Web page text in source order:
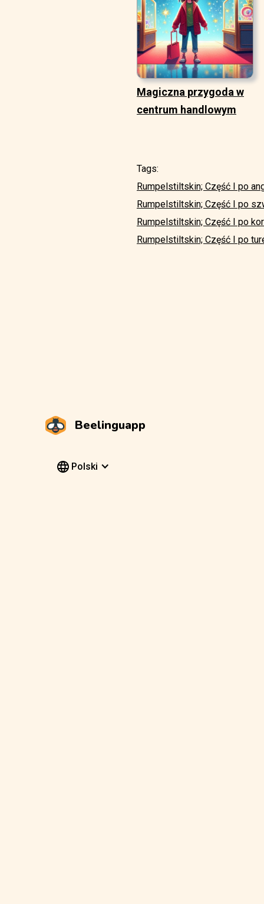
Magiczna przygoda w
centrum handlowym
Tags:
Rumpelstiltskin; Część I po
Rumpelstiltskin; Część I po
Rumpelstiltskin; Część I po
Rumpelstiltskin; Część I po
Beelinguapp
Polski